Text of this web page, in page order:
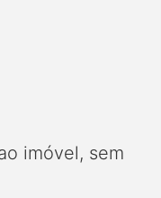
imóvel, sem